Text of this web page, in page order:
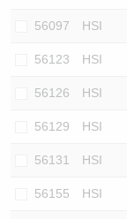
56097 HSI
56123 HSI
56126 HSI
56129 HSI
56131 HSI
56155 HSI